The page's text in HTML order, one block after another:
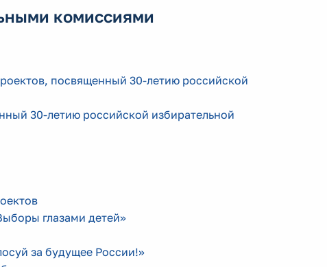
комиссиями
посвященный 30-летию российской
30-летию российской избирательной
глазами детей»
за будущее России!»